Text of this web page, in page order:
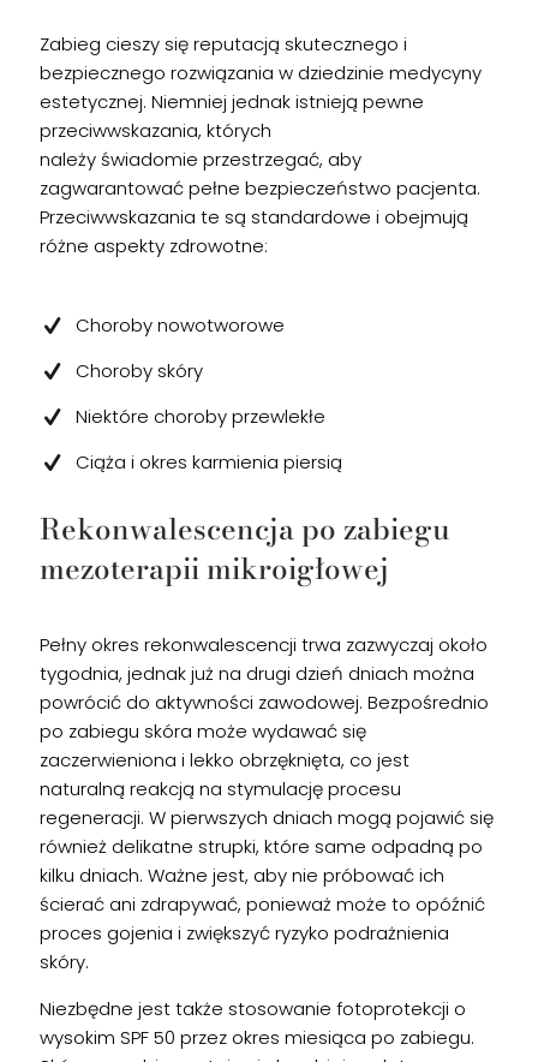
Zabieg cieszy się reputacją skutecznego i
bezpiecznego rozwiązania w dziedzinie medycyny
estetycznej. Niemniej jednak istnieją pewne
przeciwwskazania, których
należy świadomie przestrzegać, aby
zagwarantować pełne bezpieczeństwo pacjenta.
Przeciwwskazania te są standardowe i obejmują
różne aspekty zdrowotne:
Choroby nowotworowe
Choroby skóry
Niektóre choroby przewlekłe
Ciąża i okres karmienia piersią
Rekonwalescencja po zabiegu
mezoterapii mikroigłowej
Pełny okres rekonwalescencji trwa zazwyczaj około
tygodnia, jednak już na drugi dzień dniach można
powrócić do aktywności zawodowej. Bezpośrednio
po zabiegu skóra może wydawać się
zaczerwieniona i lekko obrzęknięta, co jest
naturalną reakcją na stymulację procesu
regeneracji. W pierwszych dniach mogą pojawić się
również delikatne strupki, które same odpadną po
kilku dniach. Ważne jest, aby nie próbować ich
ścierać ani zdrapywać, ponieważ może to opóźnić
proces gojenia i zwiększyć ryzyko podrażnienia
skóry.
Niezbędne jest także stosowanie fotoprotekcji o
wysokim SPF 50 przez okres miesiąca po zabiegu.